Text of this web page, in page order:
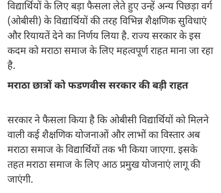
विद्यार्थियों के लिए बड़ा फैसला लेते हुए उन्हें अन्य पिछड़ा वर्ग
(ओबीसी) के विद्यार्थियों की तरह विभिन्न शैक्षणिक सुविधाएं
और रियायतें देने का निर्णय लिया है. राज्य सरकार के इस
कदम को मराठा समाज के लिए महत्वपूर्ण राहत माना जा रहा
है.
मराठा छात्रों को फडणवीस सरकार की बड़ी राहत
सरकार ने फैसला किया है कि ओबीसी विद्यार्थियों को मिलने
वाली कई शैक्षणिक योजनाओं और लाभों का विस्तार अब
मराठा समाज के विद्यार्थियों तक भी किया जाएगा. इसके
तहत मराठा समाज के लिए आठ प्रमुख योजनाएं लागू की
जाएंगी.